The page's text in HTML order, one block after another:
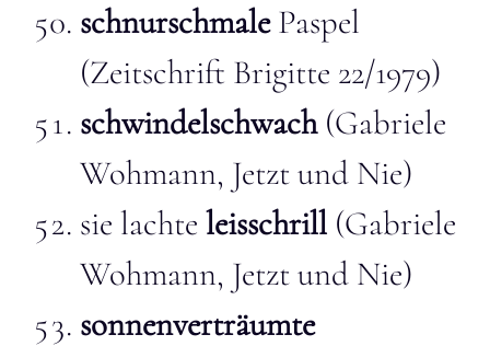
schnurschmalePaspel
(Zeitschrift Brigitte 22/1979)
schwindelschwach(Gabriele
Wohmann, Jetzt und Nie)
sie lachte leisschrill (Gabriele
Wohmann, Jetzt und Nie)
sonnenverträumte